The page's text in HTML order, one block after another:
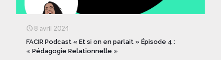
8 avril 2024
FACIR Podcast « Et si on en parlait » Épisode 4 :
« Pédagogie Relationnelle »